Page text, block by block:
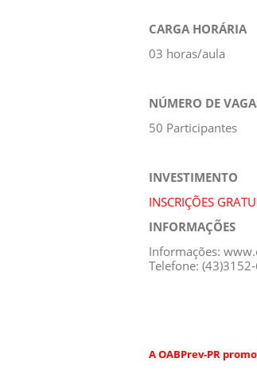
CARGA HORÁRIA
03 horas/aula
NÚMERO DE
50 Participantes
INVESTIMENTO
INSCRIÇÕES
INFORMAÇÕES
Informações:
Telefone:
A OABPrev-PR